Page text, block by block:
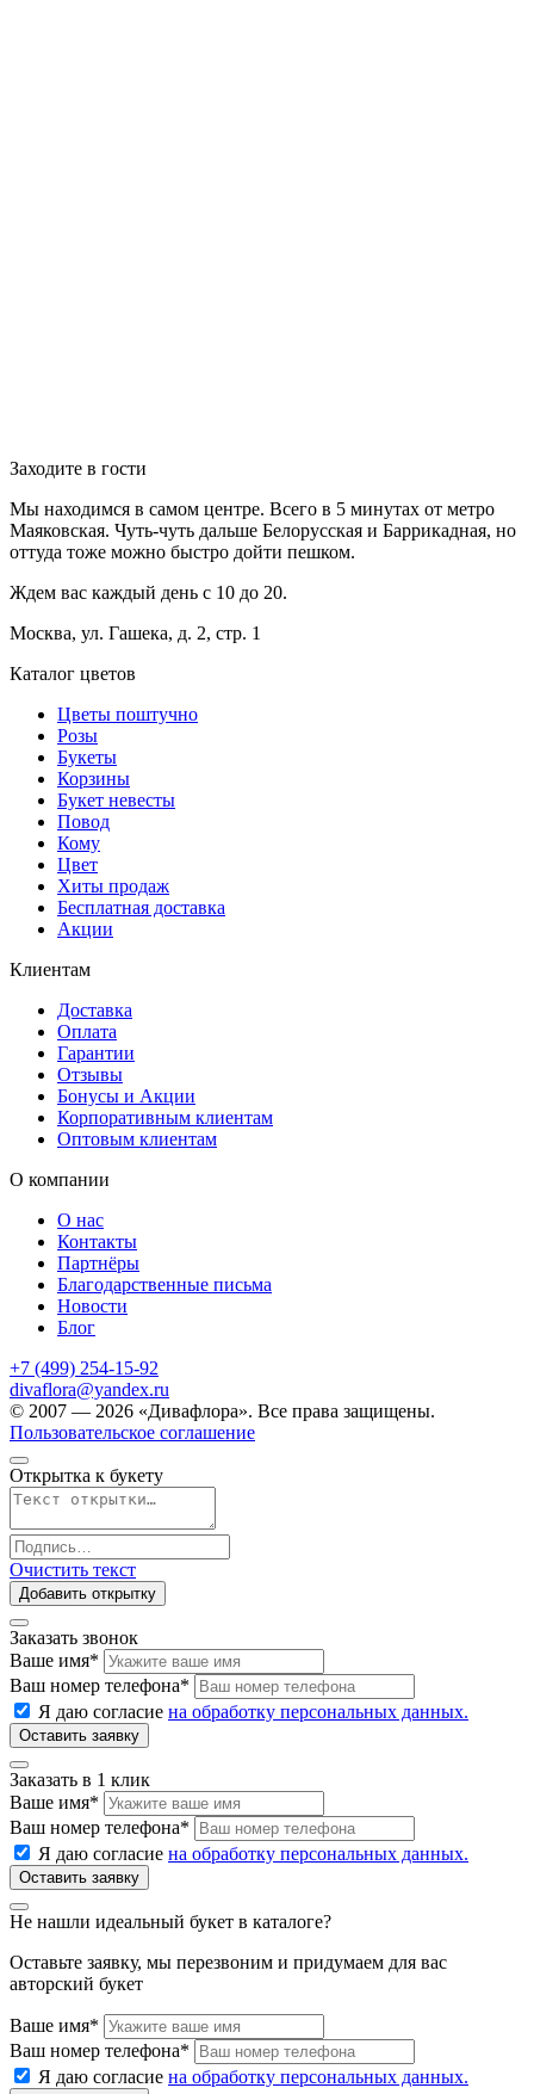
Заходите в гости
Мы находимся в самом центре. Всего в 5 минутах от метро
Маяковская. Чуть-чуть дальше Белорусская и Баррикадная, но
оттуда тоже можно быстро дойти пешком.
Ждем вас каждый день с 10 до 20.
Москва, ул. Гашека, д. 2, стр. 1
Каталог цветов
Цветы поштучно
Розы
Букеты
Корзины
Букет невесты
Повод
Кому
Цвет
Хиты продаж
Бесплатная доставка
Акции
Клиентам
Доставка
Оплата
Гарантии
Отзывы
Бонусы и Акции
Корпоративным клиентам
Оптовым клиентам
О компании
О нас
Контакты
Партнёры
Благодарственные письма
Новости
Блог
+7 (499) 254-15-92
divaflora@yandex.ru
© 2007 — 2026 «Дивафлора». Все права защищены.
Пользовательское соглашение
Открытка к букету
Очистить текст
Добавить открытку
Заказать звонок
Ваше имя*
Ваш номер телефона*
Я даю согласие на обработку персональных данных.
Заказать в 1 клик
Ваше имя*
Ваш номер телефона*
Я даю согласие на обработку персональных данных.
Не нашли идеальный букет в каталоге?
Оставьте заявку, мы перезвоним и придумаем для вас
авторский букет
Ваше имя*
Ваш номер телефона*
Я даю согласие на обработку персональных данных.